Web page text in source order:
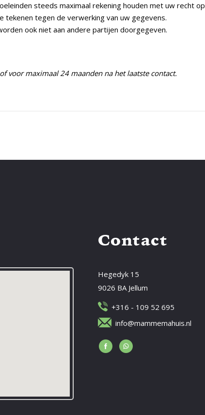
steeds maximaal rekening houden met uw recht op
tegen de verwerking van uw gegevens.
ook niet aan andere partijen doorgegeven.
voor maximaal 24 maanden na het laatste contact.
Contact
Hegedyk 15
9026 BA Jellum
+316 - 109 52 695
info@mammemahuis.nl